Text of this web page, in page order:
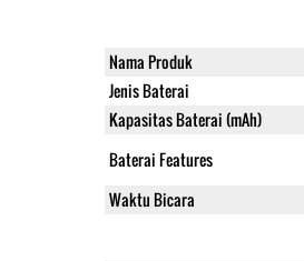
Nama Produk
Jenis Baterai
Kapasitas Baterai (mAh)
Baterai Features
Waktu Bicara